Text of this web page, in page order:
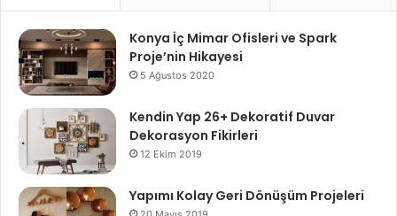
Konya İç Mimar Ofisleri ve Spark
Proje’nin Hikayesi
5 Ağustos 2020
Kendin Yap 26+ Dekoratif Duvar
Dekorasyon Fikirleri
12 Ekim 2019
Yapımı Kolay Geri Dönüşüm Projeleri